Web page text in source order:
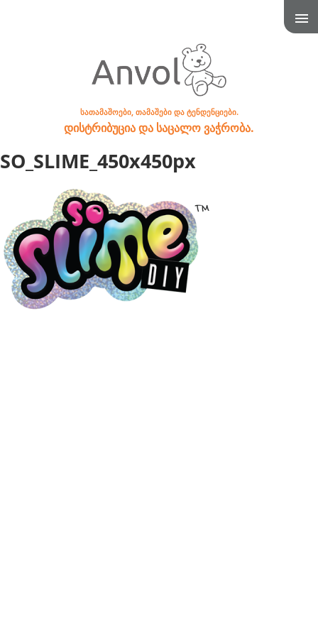
სათამაშოები, თამაშები და ტენდენციები.
დისტრიბუცია და საცალო ვაჭრობა.
SO_SLIME_450x450px